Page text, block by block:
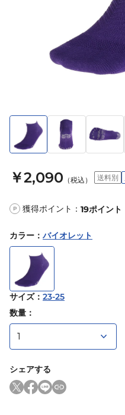
￥2,090 （税込） 送料別
P 獲得ポイント： 19ポイント
カラー ： バイオレット
サイズ： 23-25
数量：
シェアする